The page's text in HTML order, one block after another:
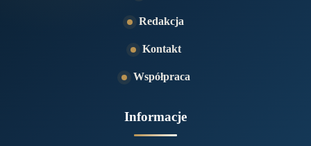
Redakcja
Kontakt
Współpraca
Informacje